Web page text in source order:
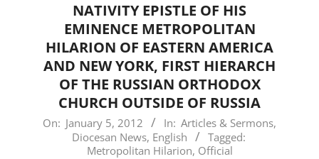
NATIVITY EPISTLE OF HIS
EMINENCE METROPOLITAN
HILARION OF EASTERN AMERICA
AND NEW YORK, FIRST HIERARCH
OF THE RUSSIAN ORTHODOX
CHURCH OUTSIDE OF RUSSIA
2012-
On: January 5, 2012 In: Articles & Sermons,
Diocesan News, English
Tagged:
Metropolitan Hilarion, Official